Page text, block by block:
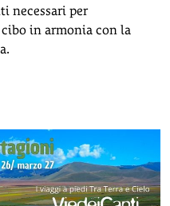
necessari per
in armonia con la